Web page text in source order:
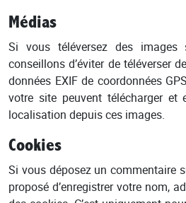
Médias
Si vous téléversez des
conseillons d’éviter de téléverser
données EXIF de coordonnées
votre site peuvent télécharger et
localisation depuis ces images.
Cookies
Si vous déposez un commentaire
proposé d’enregistrer votre nom,